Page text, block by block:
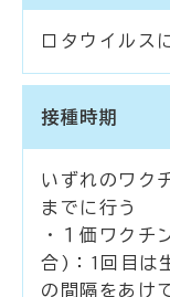
ロタウイルス
接種時期
いずれのワク
までに行う
・１価ワクチ
合)：1回目は
の間隔をあけ